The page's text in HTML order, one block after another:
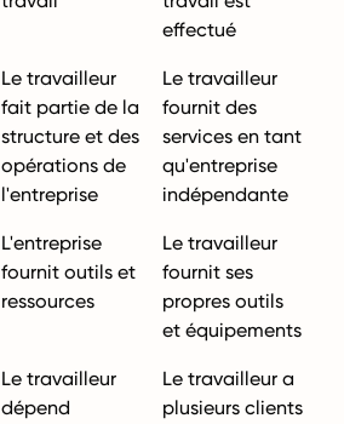
effectué
Le travailleur
fait partie de la
structure et des
opérations de
l'entreprise
Le travailleur
fournit des
services en tant
qu'entreprise
indépendante
L'entreprise
fournit outils et
ressources
Le travailleur
fournit ses
propres outils
et équipements
Le travailleur
dépend
Le travailleur a
plusieurs clients